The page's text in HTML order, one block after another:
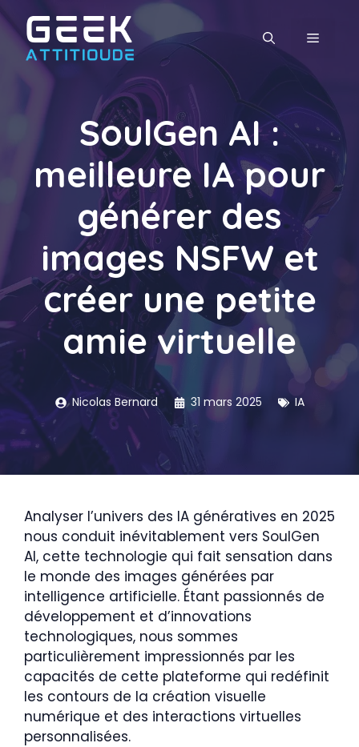
au
contenu
MENU
SoulGen AI :
meilleure IA pour
générer des
images NSFW et
créer une petite
amie virtuelle
Nicolas Bernard 31 mars 2025 IA
Analyser l’univers des IA génératives en 2025
nous conduit inévitablement vers SoulGen
AI, cette technologie qui fait sensation dans
le monde des images générées par
intelligence artificielle. Étant passionnés de
développement et d’innovations
technologiques, nous sommes
particulièrement impressionnés par les
capacités de cette plateforme qui redéfinit
les contours de la création visuelle
numérique et des interactions virtuelles
personnalisées.